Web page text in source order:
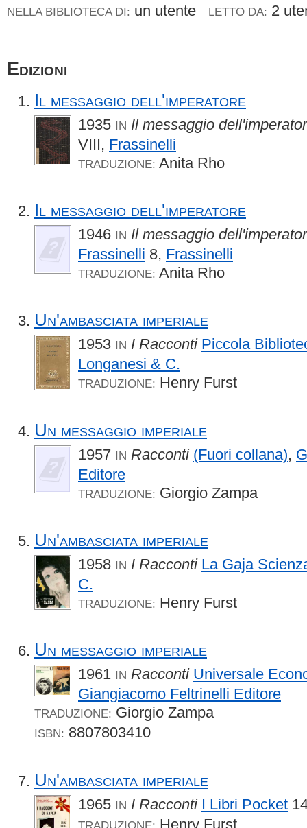
NELLA BIBLIOTECA DI: un utente LETTO DA: 2
Edizioni
Il messaggio dell'imperatore
1935 IN Il messaggio
VIII, Frassinelli
TRADUZIONE: Anita Rho
Il messaggio dell'imperatore
1946 IN Il messaggio
Frassinelli 8, Frassinelli
TRADUZIONE: Anita Rho
Un'ambasciata imperiale
1953 IN I Racconti Piccola
Longanesi & C.
TRADUZIONE: Henry Furst
Un messaggio imperiale
1957 IN Racconti (Fuori collana),
Editore
TRADUZIONE: Giorgio Zampa
Un'ambasciata imperiale
1958 IN I Racconti La Gaja
C.
TRADUZIONE: Henry Furst
Un messaggio imperiale
1961 IN Racconti Universale
Giangiacomo Feltrinelli Editore
TRADUZIONE: Giorgio Zampa
ISBN: 8807803410
Un'ambasciata imperiale
1965 IN I Racconti I Libri Pocket
TRADUZIONE: Henry Furst